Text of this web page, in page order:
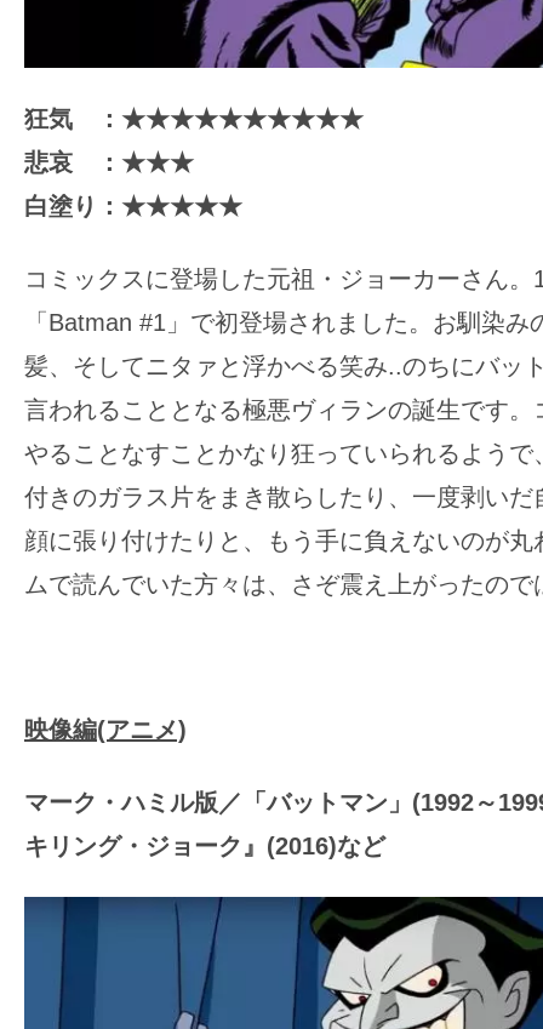
狂気 ：★★★★★★★★★★
悲哀 ：★★★
白塗り：★★★★★
コミックスに登場した元祖・ジョーカーさん。
「Batman #1」で初登場されました。お馴染み
髪、そしてニタァと浮かべる笑み..のちにバッ
言われることとなる極悪ヴィランの誕生です。
やることなすことかなり狂っていられるようで
付きのガラス片をまき散らしたり、一度剥いだ
顔に張り付けたりと、もう手に負えないのが
ムで読んでいた方々は、さぞ震え上がったの
映像編(アニメ)
マーク・ハミル版／「バットマン」(1992～
キリング・ジョーク』(2016)など